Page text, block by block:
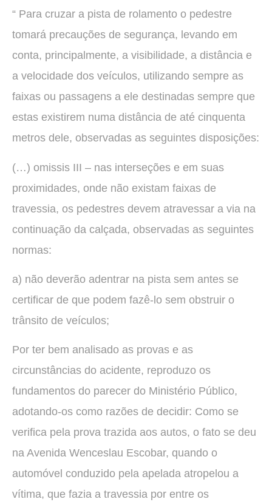
“ Para cruzar a pista de rolamento o pedestre
tomará precauções de segurança, levando em
conta, principalmente, a visibilidade, a distância e
a velocidade dos veículos, utilizando sempre as
faixas ou passagens a ele destinadas sempre que
estas existirem numa distância de até cinquenta
metros dele, observadas as seguintes disposições:
(…) omissis III – nas interseções e em suas
proximidades, onde não existam faixas de
travessia, os pedestres devem atravessar a via na
continuação da calçada, observadas as seguintes
normas:
a) não deverão adentrar na pista sem antes se
certificar de que podem fazê-lo sem obstruir o
trânsito de veículos;
Por ter bem analisado as provas e as
circunstâncias do acidente, reproduzo os
fundamentos do parecer do Ministério Público,
adotando-os como razões de decidir: Como se
verifica pela prova trazida aos autos, o fato se deu
na Avenida Wenceslau Escobar, quando o
automóvel conduzido pela apelada atropelou a
vítima, que fazia a travessia por entre os